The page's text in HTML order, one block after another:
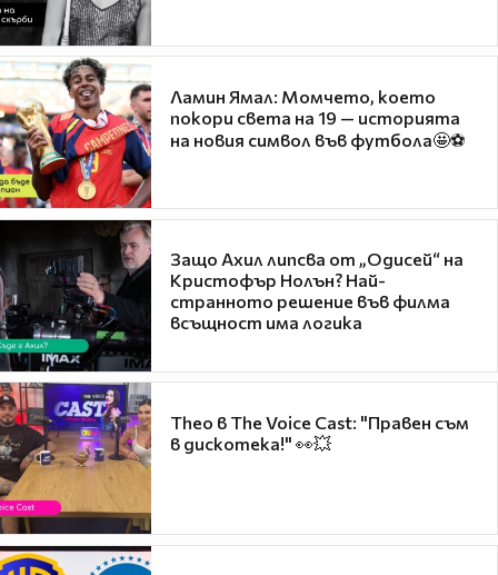
Ламин Ямал: Момчето, което
покори света на 19 — историята
на новия символ във футбола🤩⚽
Защо Ахил липсва от „Одисей“ на
Кристофър Нолън? Най-
странното решение във филма
всъщност има логика
Theo в The Voice Cast: "Правен съм
в дискотека!" 👀💥